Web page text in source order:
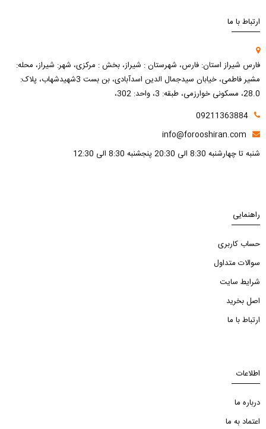
ارتباط با ما
فارس شیراز استان: فارس، شهرستان : شیراز، بخش : مرکزی، شهر: شیراز، محله:
مشیر فاطمی، خیابان سیدجمال الدین اسدآبادی، بن بست 3شهیدشهاب، پلاک:
28.0، مسکونی خوارزمی، طبقه: 3، واحد: 302،
09211363884
info@forooshiran.com
شنبه تا چهارشنبه 8:30 الی 20:30 پنجشنبه 8:30 الی 12:30
راهنمایی
حساب کاربری
سوالات متداول
شرایط سایت
اصل بخرید
ارتباط با ما
اطلاعات
درباره ما
اعتماد به ما